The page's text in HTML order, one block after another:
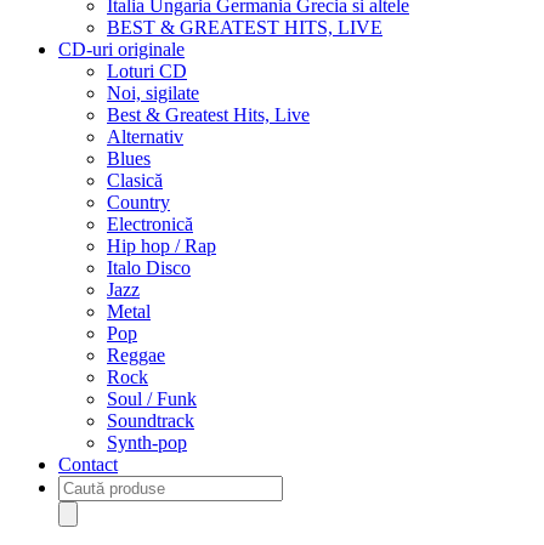
Italia Ungaria Germania Grecia si altele
BEST & GREATEST HITS, LIVE
CD-uri originale
Loturi CD
Noi, sigilate
Best & Greatest Hits, Live
Alternativ
Blues
Clasică
Country
Electronică
Hip hop / Rap
Italo Disco
Jazz
Metal
Pop
Reggae
Rock
Soul / Funk
Soundtrack
Synth-pop
Contact
Products
search